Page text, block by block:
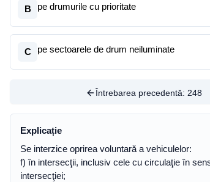
B pe drumurile cu prioritate
C pe sectoarele de drum neiluminate
Întrebarea precedentă: 248
Explicație
Se interzice oprirea voluntară a vehiculelor:
f) în intersecţii, inclusiv cele cu circulaţie în
intersecţiei;